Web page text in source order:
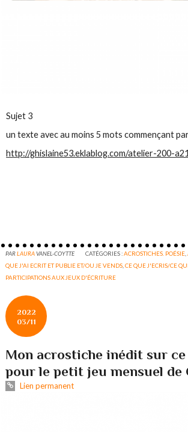
Sujet 3
un texte avec au moins 5 mots commençant
http://ghislaine53.eklablog.com/atelier-200-
PARLAURAVANEL-COYTTE CATÉGORIES :ACROSTICHES. POÉSIE ,
QUE J'AI ECRIT ET PUBLIE ET/OU JE VENDS ,CE QUE J'ECRIS/CE
PARTICIPATIONS AUX JEUX D'ÉCRITURE
2022
03/11
Mon acrostiche inédit sur
pour le petit jeu mensuel de
Lien permanent